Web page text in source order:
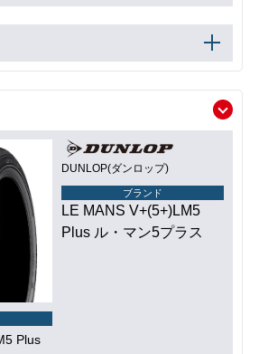
DUNLOP(ダンロップ)
ブランド
LE MANS V+(5+)LM5
Plus ル・マン5プラス
Plus